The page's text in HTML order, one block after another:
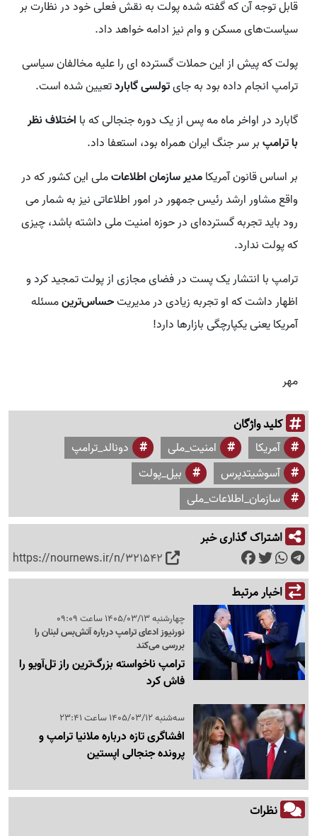
قابل توجه آن که گفته شده پولت به نقش فعلی خود در نظارت بر
سیاست‌های مسکن و وام نیز ادامه خواهد داد.
پولت که پیش از این حملات گسترده ای را علیه مخالفان سیاسی
ترامپ انجام داده بود به جایتولسی گاباردتعیین شده است.
گابارد در اواخر ماه مه پس از یک دوره جنجالی که با اختلاف نظر
با ترامپبر سر جنگ ایران همراه بود، استعفا داد.
بر اساس قانون آمریکامدیر سازمان اطلاعاتملی این کشور که در
واقع مشاور ارشد رئیس جمهور در امور اطلاعاتی نیز به شمار می
رود باید تجربه گسترده‌ای در حوزه امنیت ملی داشته باشد، چیزی
که پولت ندارد.
ترامپ با انتشار یک پست در فضای مجازی از پولت تمجید کرد و
اظهار داشت که او تجربه زیادی در مدیریتحساس‌ترینمسئله
آمریکا یعنی یکپارچگی بازارها دارد!
مهر
کلید واژگان
آمریکا امنیت_ملی
دونالد_ترامپ
آسوشیتدپرس
بیل_پولت
سازمان_اطلاعات_ملی
اشتراک گذاری خبر
https://nournews.ir/n/321542
اخبار مرتبط
چهارشنبه 1405/03/13 ساعت 09:09
نورنیوز ادعای ترامپ درباره آتش‌بس لبنان را
بررسی می‌کند
ترامپ ناخواسته بزرگ‌ترین راز تل‌آویو را
فاش کرد
سه‌شنبه 1405/03/12 ساعت 23:41
افشاگری تازه درباره ملانیا ترامپ و
پرونده جنجالی اپستین
نظرات